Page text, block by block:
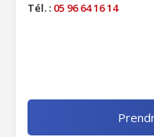
Tél. : 05 96 64 16 14